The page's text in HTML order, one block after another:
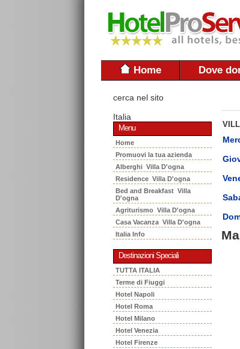
Home Dove
cerca nel sito
Italia
Menu
Home
Promuovi la tua azienda
Alberghi Villa D'ogna
Residence Villa D'ogna
Bed and Breakfast Villa
D'ogna
Agriturismo Villa D'ogna
Casa Vacanza Villa D'ogna
Italia Info
Destinazioni Speciali
TUTTA ITALIA
Terme di Fiuggi
Hotel Napoli
Hotel Roma
Hotel Milano
Hotel Venezia
Hotel Firenze